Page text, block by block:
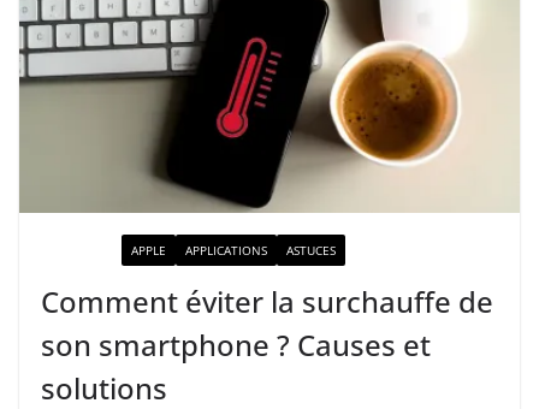
APPLE APPLICATIONS ASTUCES
Comment éviter la surchauffe de
son smartphone ? Causes et
solutions